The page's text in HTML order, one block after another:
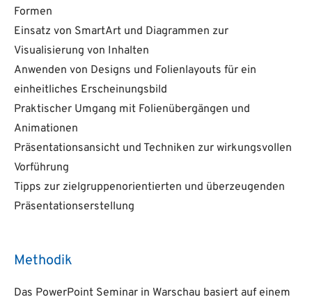
Formen
Einsatz von SmartArt und Diagrammen zur
Visualisierung von Inhalten
Anwenden von Designs und Folienlayouts für ein
einheitliches Erscheinungsbild
Praktischer Umgang mit Folienübergängen und
Animationen
Präsentationsansicht und Techniken zur wirkungsvollen
Vorführung
Tipps zur zielgruppenorientierten und überzeugenden
Präsentationserstellung
Methodik
Das PowerPoint Seminar in Warschau basiert auf einem